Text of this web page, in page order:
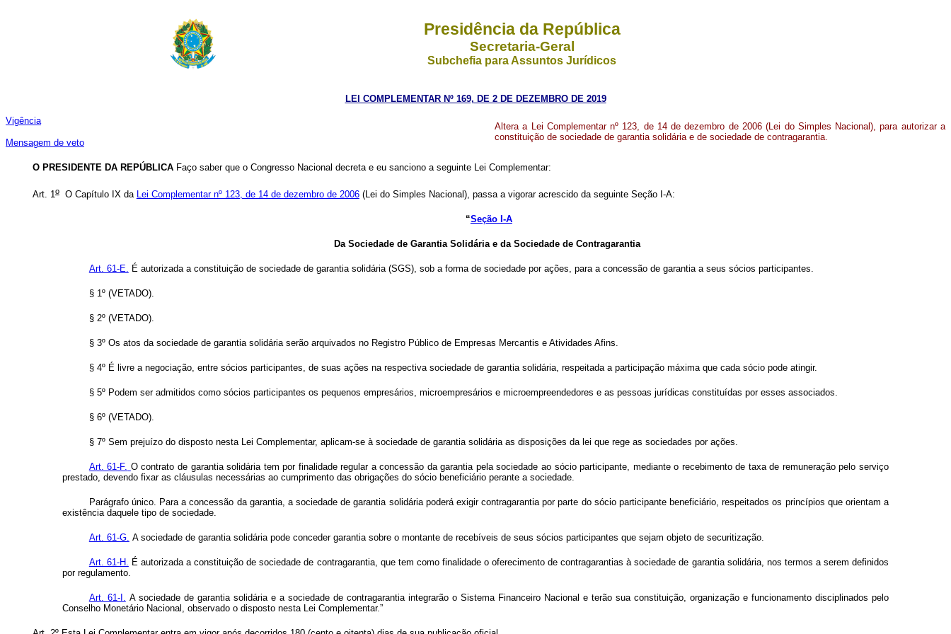
Presidência da República
Secretaria-Geral
Subchefia para Assuntos Jurídicos
LEI COMPLEMENTAR Nº 169, DE 2 DE DEZEMBRO DE 2019
Vigência
Mensagem de veto
Altera a Lei Complementar nº 123, de 14 de dezembro de 2006 (Lei do Simples Nacional), para autorizar a
constituição de sociedade de garantia solidária e de sociedade de contragarantia.
O PRESIDENTE DA REPÚBLICA Faço saber que o Congresso Nacional decreta e eu sanciono a seguinte Lei Complementar:
Art. 1oO Capítulo IX da Lei Complementar nº 123, de 14 de dezembro de 2006(Lei do Simples Nacional), passa a vigorar acrescido da seguinte Seção I-A:
“Seção I-A
Da Sociedade de Garantia Solidária e da Sociedade de Contragarantia
Art. 61-E. É autorizada a constituição de sociedade de garantia solidária (SGS), sob a forma de sociedade por ações, para a concessão de garantia a seus sócios participantes.
§ 1º (VETADO).
§ 2º (VETADO).
§ 3º Os atos da sociedade de garantia solidária serão arquivados no Registro Público de Empresas Mercantis e Atividades Afins.
§ 4º É livre a negociação, entre sócios participantes, de suas ações na respectiva sociedade de garantia solidária, respeitada a participação máxima que cada sócio pode atingir.
§ 5º Podem ser admitidos como sócios participantes os pequenos empresários, microempresários e microempreendedores e as pessoas jurídicas constituídas por esses associados.
§ 6º (VETADO).
§ 7º Sem prejuízo do disposto nesta Lei Complementar, aplicam-se à sociedade de garantia solidária as disposições da lei que rege as sociedades por ações.
Art. 61-F. O contrato de garantia solidária tem por finalidade regular a concessão da garantia pela sociedade ao sócio participante, mediante o recebimento de taxa de remuneração pelo serviço
prestado, devendo fixar as cláusulas necessárias ao cumprimento das obrigações do sócio beneficiário perante a sociedade.
Parágrafo único. Para a concessão da garantia, a sociedade de garantia solidária poderá exigir contragarantia por parte do sócio participante beneficiário, respeitados os princípios que orientam a
existência daquele tipo de sociedade.
Art. 61-G. A sociedade de garantia solidária pode conceder garantia sobre o montante de recebíveis de seus sócios participantes que sejam objeto de securitização.
Art. 61-H. É autorizada a constituição de sociedade de contragarantia, que tem como finalidade o oferecimento de contragarantias à sociedade de garantia solidária, nos termos a serem definidos
por regulamento.
Art. 61-I. A sociedade de garantia solidária e a sociedade de contragarantia integrarão o Sistema Financeiro Nacional e terão sua constituição, organização e funcionamento disciplinados pelo
Conselho Monetário Nacional, observado o disposto nesta Lei Complementar.”